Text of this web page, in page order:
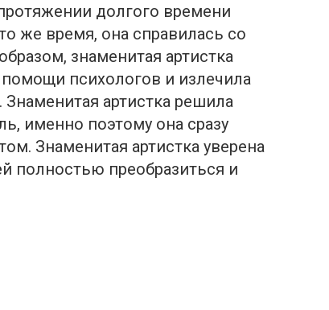
долгого времени
же время, она справилась со
знаменитая артистка
пcихологов и излечилa
артистка решила
именно поэтому она сразу
Знаменитая артистка уверена
полностью преобразиться и